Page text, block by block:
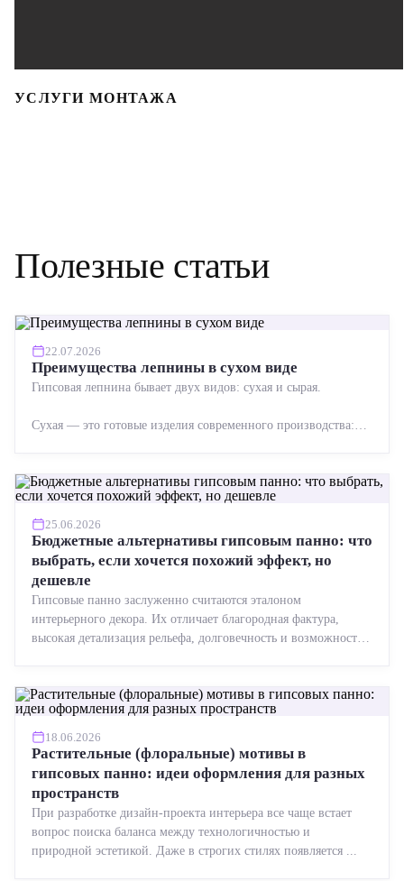
УСЛУГИ МОНТАЖА
Полезные статьи
22.07.2026
Преимущества лепнины в сухом виде
Гипсовая лепнина бывает двух видов: сухая и сырая.
Сухая — это готовые изделия современного производства:
25.06.2026
Бюджетные альтернативы гипсовым панно: что
выбрать, если хочется похожий эффект, но
дешевле
Гипсовые панно заслуженно считаются эталоном
интерьерного декора. Их отличает благородная фактура,
высокая детализация рельефа, долговечность и возможность
18.06.2026
Растительные (флоральные) мотивы в
гипсовых панно: идеи оформления для разных
пространств
При разработке дизайн-проекта интерьера все чаще встает
вопрос поиска баланса между технологичностью и
природной эстетикой. Даже в строгих стилях появляется ...